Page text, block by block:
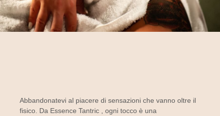
Abbandonatevi al piacere di sensazioni che vanno oltre il
fisico. Da Essence Tantric , ogni tocco è una